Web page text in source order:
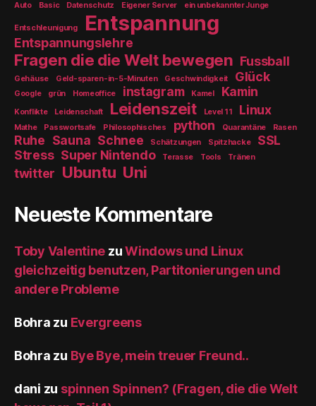
Auto Basic Datenschutz Eigener Server ein unbekannter Junge
Entschleunigung Entspannung
Entspannungslehre
Fragen die die Welt bewegen Fussball
Gehäuse Geld-sparen-in-5-Minuten Geschwindigkeit Glück
Google grün Homeoffice instagram Kamel Kamin
Konflikte Leidenschaft Leidenszeit Level 11 Linux
Mathe Passwortsafe Philosophisches python Quarantäne Rasen
Ruhe Sauna Schnee Schätzungen Spitzhacke
SSL
Stress Super Nintendo Terasse Tools Tränen
twitter Ubuntu Uni
Neueste Kommentare
Toby Valentine zuWindows und Linux
gleichzeitig benutzen, Partitonierungen und
andere Probleme
Bohra zu Evergreens
Bohra zu Bye Bye, mein treuer Freund..
dani zu spinnen Spinnen? (Fragen, die die Welt